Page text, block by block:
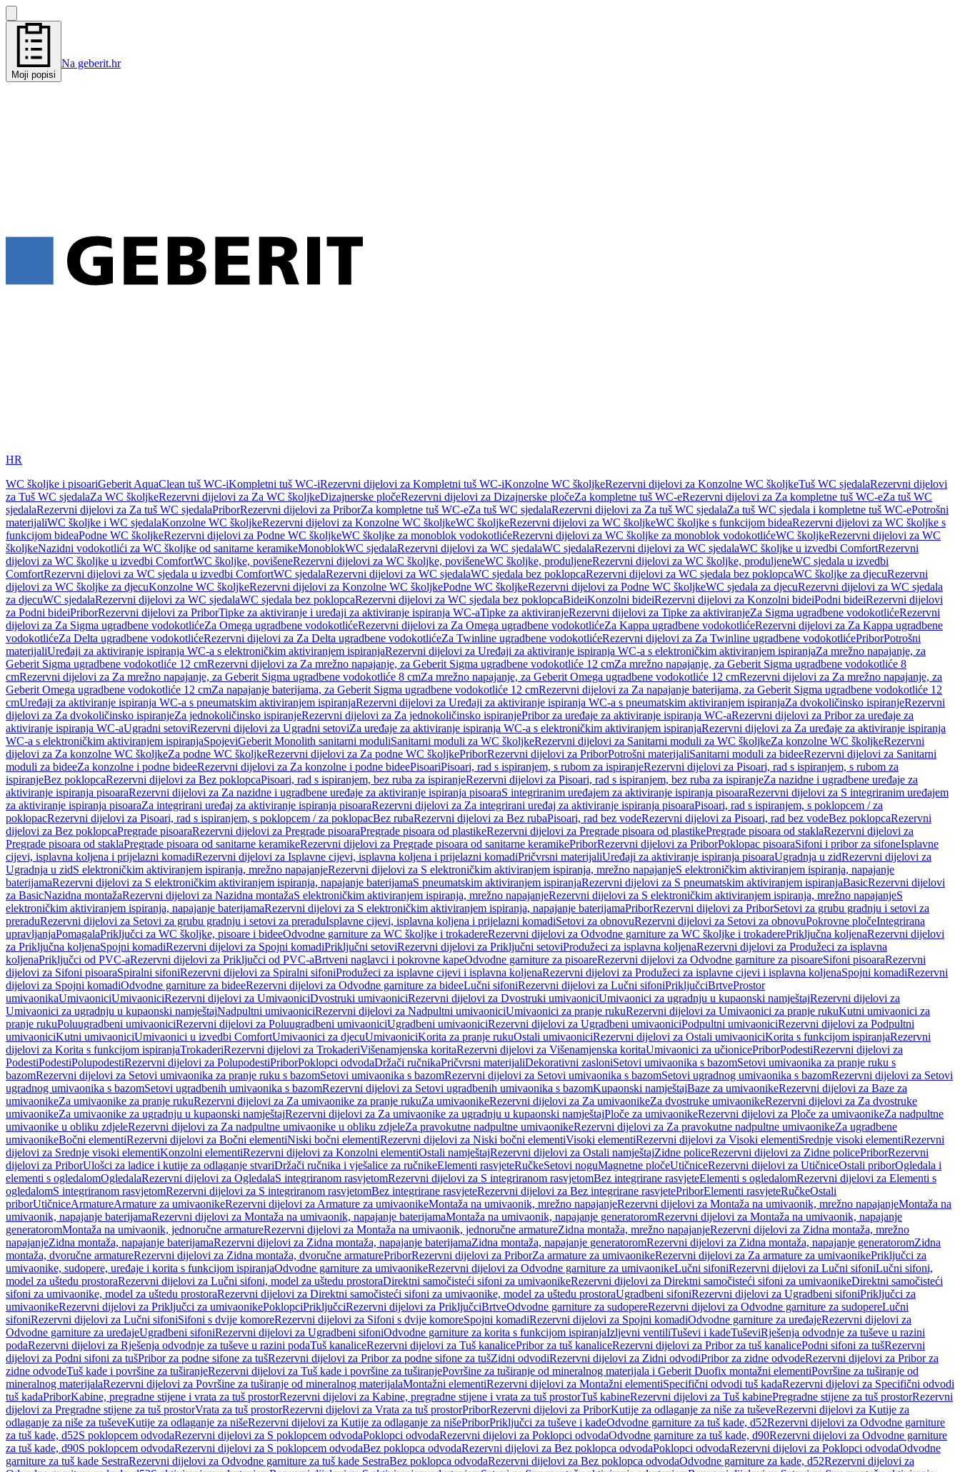
Moji popisi
Na geberit.hr
HR
WC školjke i pisoariGeberit AquaClean tuš WC-iKompletni tuš WC-iRezervni dijelovi za Kompletni tuš WC-iKonzolne WC školjkeRezervni dijelovi za Konzolne WC školjkeTuš WC sjedalaRezervni dijelovi
za Tuš WC sjedalaZa WC školjkeRezervni dijelovi za Za WC školjkeDizajnerske pločeRezervni dijelovi za Dizajnerske pločeZa kompletne tuš WC-eRezervni dijelovi za Za kompletne tuš WC-eZa tuš WC
sjedalaRezervni dijelovi za Za tuš WC sjedalaPriborRezervni dijelovi za PriborZa kompletne tuš WC-eZa tuš WC sjedalaRezervni dijelovi za Za tuš WC sjedalaZa tuš WC sjedala i kompletne tuš WC-ePotrošni
materijaliWC školjke i WC sjedalaKonzolne WC školjkeRezervni dijelovi za Konzolne WC školjkeWC školjkeRezervni dijelovi za WC školjkeWC školjke s funkcijom bideaRezervni dijelovi za WC školjke s
funkcijom bideaPodne WC školjkeRezervni dijelovi za Podne WC školjkeWC školjke za monoblok vodokotlićeRezervni dijelovi za WC školjke za monoblok vodokotlićeWC školjkeRezervni dijelovi za WC
školjkeNazidni vodokotlići za WC školjke od sanitarne keramikeMonoblokWC sjedalaRezervni dijelovi za WC sjedalaWC sjedalaRezervni dijelovi za WC sjedalaWC školjke u izvedbi ComfortRezervni
dijelovi za WC školjke u izvedbi ComfortWC školjke, povišeneRezervni dijelovi za WC školjke, povišeneWC školjke, produljeneRezervni dijelovi za WC školjke, produljeneWC sjedala u izvedbi
ComfortRezervni dijelovi za WC sjedala u izvedbi ComfortWC sjedalaRezervni dijelovi za WC sjedalaWC sjedala bez poklopcaRezervni dijelovi za WC sjedala bez poklopcaWC školjke za djecuRezervni
dijelovi za WC školjke za djecuKonzolne WC školjkeRezervni dijelovi za Konzolne WC školjkePodne WC školjkeRezervni dijelovi za Podne WC školjkeWC sjedala za djecuRezervni dijelovi za WC sjedala
za djecuWC sjedalaRezervni dijelovi za WC sjedalaWC sjedala bez poklopcaRezervni dijelovi za WC sjedala bez poklopcaBideiKonzolni bideiRezervni dijelovi za Konzolni bideiPodni bideiRezervni dijelovi
za Podni bideiPriborRezervni dijelovi za PriborTipke za aktiviranje i uređaji za aktiviranje ispiranja WC-aTipke za aktiviranjeRezervni dijelovi za Tipke za aktiviranjeZa Sigma ugradbene vodokotlićeRezervni
dijelovi za Za Sigma ugradbene vodokotlićeZa Omega ugradbene vodokotlićeRezervni dijelovi za Za Omega ugradbene vodokotlićeZa Kappa ugradbene vodokotlićeRezervni dijelovi za Za Kappa ugradbene
vodokotlićeZa Delta ugradbene vodokotlićeRezervni dijelovi za Za Delta ugradbene vodokotlićeZa Twinline ugradbene vodokotlićeRezervni dijelovi za Za Twinline ugradbene vodokotlićePriborPotrošni
materijaliUređaji za aktiviranje ispiranja WC-a s elektroničkim aktiviranjem ispiranjaRezervni dijelovi za Uređaji za aktiviranje ispiranja WC-a s elektroničkim aktiviranjem ispiranjaZa mrežno napajanje, za
Geberit Sigma ugradbene vodokotliće 12 cmRezervni dijelovi za Za mrežno napajanje, za Geberit Sigma ugradbene vodokotliće 12 cmZa mrežno napajanje, za Geberit Sigma ugradbene vodokotliće 8
cmRezervni dijelovi za Za mrežno napajanje, za Geberit Sigma ugradbene vodokotliće 8 cmZa mrežno napajanje, za Geberit Omega ugradbene vodokotliće 12 cmRezervni dijelovi za Za mrežno napajanje, za
Geberit Omega ugradbene vodokotliće 12 cmZa napajanje baterijama, za Geberit Sigma ugradbene vodokotliće 12 cmRezervni dijelovi za Za napajanje baterijama, za Geberit Sigma ugradbene vodokotliće 12
cmUređaji za aktiviranje ispiranja WC-a s pneumatskim aktiviranjem ispiranjaRezervni dijelovi za Uređaji za aktiviranje ispiranja WC-a s pneumatskim aktiviranjem ispiranjaZa dvokoličinsko ispiranjeRezervni
dijelovi za Za dvokoličinsko ispiranjeZa jednokoličinsko ispiranjeRezervni dijelovi za Za jednokoličinsko ispiranjePribor za uređaje za aktiviranje ispiranja WC-aRezervni dijelovi za Pribor za uređaje za
aktiviranje ispiranja WC-aUgradni setoviRezervni dijelovi za Ugradni setoviZa uređaje za aktiviranje ispiranja WC-a s elektroničkim aktiviranjem ispiranjaRezervni dijelovi za Za uređaje za aktiviranje ispiranja
WC-a s elektroničkim aktiviranjem ispiranjaSpojeviGeberit Monolith sanitarni moduliSanitarni moduli za WC školjkeRezervni dijelovi za Sanitarni moduli za WC školjkeZa konzolne WC školjkeRezervni
dijelovi za Za konzolne WC školjkeZa podne WC školjkeRezervni dijelovi za Za podne WC školjkePriborRezervni dijelovi za PriborPotrošni materijaliSanitarni moduli za bideeRezervni dijelovi za Sanitarni
moduli za bideeZa konzolne i podne bideeRezervni dijelovi za Za konzolne i podne bideePisoariPisoari, rad s ispiranjem, s rubom za ispiranjeRezervni dijelovi za Pisoari, rad s ispiranjem, s rubom za
ispiranjeBez poklopcaRezervni dijelovi za Bez poklopcaPisoari, rad s ispiranjem, bez ruba za ispiranjeRezervni dijelovi za Pisoari, rad s ispiranjem, bez ruba za ispiranjeZa nazidne i ugradbene uređaje za
aktiviranje ispiranja pisoaraRezervni dijelovi za Za nazidne i ugradbene uređaje za aktiviranje ispiranja pisoaraS integriranim uređajem za aktiviranje ispiranja pisoaraRezervni dijelovi za S integriranim uređajem
za aktiviranje ispiranja pisoaraZa integrirani uređaj za aktiviranje ispiranja pisoaraRezervni dijelovi za Za integrirani uređaj za aktiviranje ispiranja pisoaraPisoari, rad s ispiranjem, s poklopcem / za
poklopacRezervni dijelovi za Pisoari, rad s ispiranjem, s poklopcem / za poklopacBez rubaRezervni dijelovi za Bez rubaPisoari, rad bez vodeRezervni dijelovi za Pisoari, rad bez vodeBez poklopcaRezervni
dijelovi za Bez poklopcaPregrade pisoaraRezervni dijelovi za Pregrade pisoaraPregrade pisoara od plastikeRezervni dijelovi za Pregrade pisoara od plastikePregrade pisoara od staklaRezervni dijelovi za
Pregrade pisoara od staklaPregrade pisoara od sanitarne keramikeRezervni dijelovi za Pregrade pisoara od sanitarne keramikePriborRezervni dijelovi za PriborPoklopac pisoaraSifoni i pribor za sifoneIsplavne
cijevi, isplavna koljena i prijelazni komadiRezervni dijelovi za Isplavne cijevi, isplavna koljena i prijelazni komadiPričvrsni materijaliUređaji za aktiviranje ispiranja pisoaraUgradnja u zidRezervni dijelovi za
Ugradnja u zidS elektroničkim aktiviranjem ispiranja, mrežno napajanjeRezervni dijelovi za S elektroničkim aktiviranjem ispiranja, mrežno napajanjeS elektroničkim aktiviranjem ispiranja, napajanje
baterijamaRezervni dijelovi za S elektroničkim aktiviranjem ispiranja, napajanje baterijamaS pneumatskim aktiviranjem ispiranjaRezervni dijelovi za S pneumatskim aktiviranjem ispiranjaBasicRezervni dijelovi
za BasicNazidna montažaRezervni dijelovi za Nazidna montažaS elektroničkim aktiviranjem ispiranja, mrežno napajanjeRezervni dijelovi za S elektroničkim aktiviranjem ispiranja, mrežno napajanjeS
elektroničkim aktiviranjem ispiranja, napajanje baterijamaRezervni dijelovi za S elektroničkim aktiviranjem ispiranja, napajanje baterijamaPriborRezervni dijelovi za PriborSetovi za grubu gradnju i setovi za
preraduRezervni dijelovi za Setovi za grubu gradnju i setovi za preraduIsplavne cijevi, isplavna koljena i prijelazni komadiSetovi za obnovuRezervni dijelovi za Setovi za obnovuPokrovne pločeIntegrirana
upravljanjaPomagalaPriključci za WC školjke, pisoare i bideeOdvodne garniture za WC školjke i trokadereRezervni dijelovi za Odvodne garniture za WC školjke i trokaderePriključna koljenaRezervni dijelovi
za Priključna koljenaSpojni komadiRezervni dijelovi za Spojni komadiPriključni setoviRezervni dijelovi za Priključni setoviProdužeci za isplavna koljenaRezervni dijelovi za Produžeci za isplavna
koljenaPriključci od PVC-aRezervni dijelovi za Priključci od PVC-aBrtveni naglavci i pokrovne kapeOdvodne garniture za pisoareRezervni dijelovi za Odvodne garniture za pisoareSifoni pisoaraRezervni
dijelovi za Sifoni pisoaraSpiralni sifoniRezervni dijelovi za Spiralni sifoniProdužeci za isplavne cijevi i isplavna koljenaRezervni dijelovi za Produžeci za isplavne cijevi i isplavna koljenaSpojni komadiRezervni
dijelovi za Spojni komadiOdvodne garniture za bideeRezervni dijelovi za Odvodne garniture za bideeLučni sifoniRezervni dijelovi za Lučni sifoniPriključciBrtveProstor
umivaonikaUmivaoniciUmivaoniciRezervni dijelovi za UmivaoniciDvostruki umivaoniciRezervni dijelovi za Dvostruki umivaoniciUmivaonici za ugradnju u kupaonski namještajRezervni dijelovi za
Umivaonici za ugradnju u kupaonski namještajNadpultni umivaoniciRezervni dijelovi za Nadpultni umivaoniciUmivaonici za pranje rukuRezervni dijelovi za Umivaonici za pranje rukuKutni umivaonici za
pranje rukuPoluugradbeni umivaoniciRezervni dijelovi za Poluugradbeni umivaoniciUgradbeni umivaoniciRezervni dijelovi za Ugradbeni umivaoniciPodpultni umivaoniciRezervni dijelovi za Podpultni
umivaoniciKutni umivaoniciUmivaonici u izvedbi ComfortUmivaonici za djecuUmivaoniciKorita za pranje rukuOstali umivaoniciRezervni dijelovi za Ostali umivaoniciKorita s funkcijom ispiranjaRezervni
dijelovi za Korita s funkcijom ispiranjaTrokaderiRezervni dijelovi za TrokaderiVišenamjenska koritaRezervni dijelovi za Višenamjenska koritaUmivaonici za učionicePriborPodestiRezervni dijelovi za
PodestiPodestiPolupodestiRezervni dijelovi za PolupodestiPriborPoklopci odvodaDržači ručnikaPričvrsni materijaliDekorativni zasloniSetovi umivaonika s bazomSetovi umivaonika za pranje ruku s
bazomRezervni dijelovi za Setovi umivaonika za pranje ruku s bazomSetovi umivaonika s bazomRezervni dijelovi za Setovi umivaonika s bazomSetovi ugradnog umivaonika s bazomRezervni dijelovi za Setovi
ugradnog umivaonika s bazomSetovi ugradbenih umivaonika s bazomRezervni dijelovi za Setovi ugradbenih umivaonika s bazomKupaonski namještajBaze za umivaonikeRezervni dijelovi za Baze za
umivaonikeZa umivaonike za pranje rukuRezervni dijelovi za Za umivaonike za pranje rukuZa umivaonikeRezervni dijelovi za Za umivaonikeZa dvostruke umivaonikeRezervni dijelovi za Za dvostruke
umivaonikeZa umivaonike za ugradnju u kupaonski namještajRezervni dijelovi za Za umivaonike za ugradnju u kupaonski namještajPloče za umivaonikeRezervni dijelovi za Ploče za umivaonikeZa nadpultne
umivaonike u obliku zdjeleRezervni dijelovi za Za nadpultne umivaonike u obliku zdjeleZa pravokutne nadpultne umivaonikeRezervni dijelovi za Za pravokutne nadpultne umivaonikeZa ugradbene
umivaonikeBočni elementiRezervni dijelovi za Bočni elementiNiski bočni elementiRezervni dijelovi za Niski bočni elementiVisoki elementiRezervni dijelovi za Visoki elementiSrednje visoki elementiRezervni
dijelovi za Srednje visoki elementiKonzolni elementiRezervni dijelovi za Konzolni elementiOstali namještajRezervni dijelovi za Ostali namještajZidne policeRezervni dijelovi za Zidne policePriborRezervni
dijelovi za PriborUlošci za ladice i kutije za odlaganje stvariDržači ručnika i vješalice za ručnikeElementi rasvjeteRučkeSetovi noguMagnetne pločeUtičniceRezervni dijelovi za UtičniceOstali priborOgledala i
elementi s ogledalomOgledalaRezervni dijelovi za OgledalaS integriranom rasvjetomRezervni dijelovi za S integriranom rasvjetomBez integrirane rasvjeteElementi s ogledalomRezervni dijelovi za Elementi s
ogledalomS integriranom rasvjetomRezervni dijelovi za S integriranom rasvjetomBez integrirane rasvjeteRezervni dijelovi za Bez integrirane rasvjetePriborElementi rasvjeteRučkeOstali
priborUtičniceArmatureArmature za umivaonikeRezervni dijelovi za Armature za umivaonikeMontaža na umivaonik, mrežno napajanjeRezervni dijelovi za Montaža na umivaonik, mrežno napajanjeMontaža na
umivaonik, napajanje baterijamaRezervni dijelovi za Montaža na umivaonik, napajanje baterijamaMontaža na umivaonik, napajanje generatoromRezervni dijelovi za Montaža na umivaonik, napajanje
generatoromMontaža na umivaonik, jednoručne armatureRezervni dijelovi za Montaža na umivaonik, jednoručne armatureZidna montaža, mrežno napajanjeRezervni dijelovi za Zidna montaža, mrežno
napajanjeZidna montaža, napajanje baterijamaRezervni dijelovi za Zidna montaža, napajanje baterijamaZidna montaža, napajanje generatoromRezervni dijelovi za Zidna montaža, napajanje generatoromZidna
montaža, dvoručne armatureRezervni dijelovi za Zidna montaža, dvoručne armaturePriborRezervni dijelovi za PriborZa armature za umivaonikeRezervni dijelovi za Za armature za umivaonikePriključci za
umivaonike, sudopere, uređaje i korita s funkcijom ispiranjaOdvodne garniture za umivaonikeRezervni dijelovi za Odvodne garniture za umivaonikeLučni sifoniRezervni dijelovi za Lučni sifoniLučni sifoni,
model za uštedu prostoraRezervni dijelovi za Lučni sifoni, model za uštedu prostoraDirektni samočisteći sifoni za umivaonikeRezervni dijelovi za Direktni samočisteći sifoni za umivaonikeDirektni samočisteći
sifoni za umivaonike, model za uštedu prostoraRezervni dijelovi za Direktni samočisteći sifoni za umivaonike, model za uštedu prostoraUgradbeni sifoniRezervni dijelovi za Ugradbeni sifoniPriključci za
umivaonikeRezervni dijelovi za Priključci za umivaonikePoklopciPriključciRezervni dijelovi za PriključciBrtveOdvodne garniture za sudopereRezervni dijelovi za Odvodne garniture za sudopereLučni
sifoniRezervni dijelovi za Lučni sifoniSifoni s dvije komoreRezervni dijelovi za Sifoni s dvije komoreSpojni komadiRezervni dijelovi za Spojni komadiOdvodne garniture za uređajeRezervni dijelovi za
Odvodne garniture za uređajeUgradbeni sifoniRezervni dijelovi za Ugradbeni sifoniOdvodne garniture za korita s funkcijom ispiranjaIzljevni ventiliTuševi i kadeTuševiRješenja odvodnje za tuševe u razini
podaRezervni dijelovi za Rješenja odvodnje za tuševe u razini podaTuš kanaliceRezervni dijelovi za Tuš kanalicePribor za tuš kanaliceRezervni dijelovi za Pribor za tuš kanalicePodni sifoni za tušRezervni
dijelovi za Podni sifoni za tušPribor za podne sifone za tušRezervni dijelovi za Pribor za podne sifone za tušZidni odvodiRezervni dijelovi za Zidni odvodiPribor za zidne odvodeRezervni dijelovi za Pribor za
zidne odvodeTuš kade i površine za tuširanjeRezervni dijelovi za Tuš kade i površine za tuširanjePovršine za tuširanje od mineralnog materijala i Geberit Duofix montažni elementiPovršine za tuširanje od
mineralnog materijalaRezervni dijelovi za Površine za tuširanje od mineralnog materijalaMontažni elementiRezervni dijelovi za Montažni elementiSpecifični odvodi tuš kadaRezervni dijelovi za Specifični odvodi
tuš kadaPriborKabine, pregradne stijene i vrata za tuš prostorRezervni dijelovi za Kabine, pregradne stijene i vrata za tuš prostorTuš kabineRezervni dijelovi za Tuš kabinePregradne stijene za tuš prostorRezervni
dijelovi za Pregradne stijene za tuš prostorVrata za tuš prostorRezervni dijelovi za Vrata za tuš prostorPriborRezervni dijelovi za PriborKutije za odlaganje za niše za tuševeRezervni dijelovi za Kutije za
odlaganje za niše za tuševeKutije za odlaganje za nišeRezervni dijelovi za Kutije za odlaganje za nišePriborPriključci za tuševe i kadeOdvodne garniture za tuš kade, d52Rezervni dijelovi za Odvodne garniture
za tuš kade, d52S poklopcem odvodaRezervni dijelovi za S poklopcem odvodaPoklopci odvodaRezervni dijelovi za Poklopci odvodaOdvodne garniture za tuš kade, d90Rezervni dijelovi za Odvodne garniture
za tuš kade, d90S poklopcem odvodaRezervni dijelovi za S poklopcem odvodaBez poklopca odvodaRezervni dijelovi za Bez poklopca odvodaPoklopci odvodaRezervni dijelovi za Poklopci odvodaOdvodne
garniture za tuš kade SestraRezervni dijelovi za Odvodne garniture za tuš kade SestraBez poklopca odvodaRezervni dijelovi za Bez poklopca odvodaOdvodne garniture za kade, d52Rezervni dijelovi za